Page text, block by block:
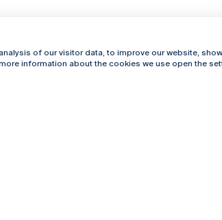
Botelho 1327
Campus
of our visitor data, to improve our website,
information about the cookies we use open the